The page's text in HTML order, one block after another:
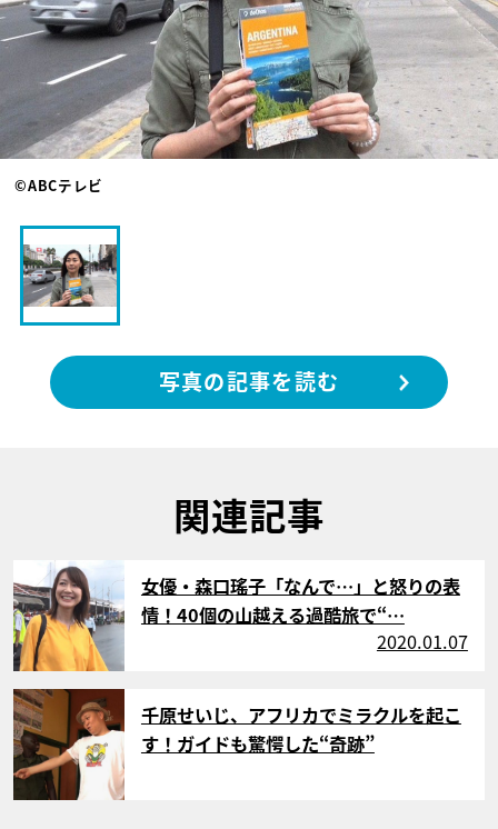
©ABCテレビ
写真の記事を読む
関連記事
女優・森口瑤子「なんで…」と怒りの表
情！40個の山越える過酷旅で“…
2020.01.07
サムネイル
千原せいじ、アフリカでミラクルを起こ
す！ガイドも驚愕した“奇跡”